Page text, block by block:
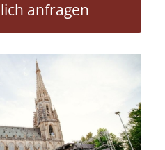
anfragen